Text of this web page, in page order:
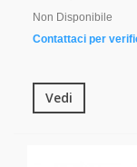
Non Disponibile
Contattaci per
Vedi